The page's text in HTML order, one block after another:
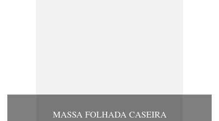
MASSA FOLHADA CASEIRA